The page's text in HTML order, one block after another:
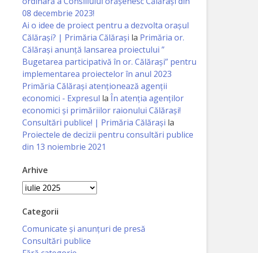
08 decembrie 2023!
Ai o idee de proiect pentru a dezvolta orașul
Călărași? | Primăria Călărași la Primăria or.
Călărași anunță lansarea proiectului ”
Bugetarea participativă în or. Călărași” pentru
implementarea proiectelor în anul 2023
Primăria Călăraşi atenţionează agenţii
economici - Expresul la În atenția agenților
economici și primăriilor raionului Călărași!
Consultări publice! | Primăria Călărași la
Proiectele de decizii pentru consultări publice
din 13 noiembrie 2021
Arhive
Arhive
Categorii
Comunicate și anunțuri de presă
Consultări publice